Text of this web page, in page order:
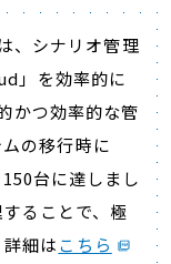
、シナリオ管理
」を効率的に
かつ効率的な管
の移行時に
台に達しまし
ることで、極
細はこちら